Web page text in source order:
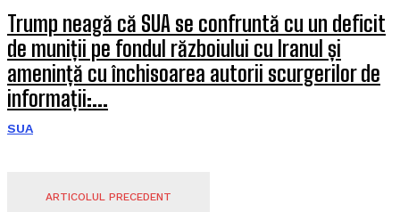
Trump neagă că SUA se confruntă cu un deficit
de muniții pe fondul războiului cu Iranul și
amenință cu închisoarea autorii scurgerilor de
informații:...
SUA
ARTICOLUL PRECEDENT